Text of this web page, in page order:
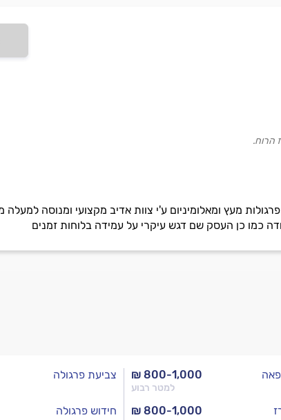
כמו כן העסק שם דגש עיקרי על עמידה בלוחות זמנים
הרוח.
איחר משמעותית (בשעות), וכך גם ביום בו קבענו שיבצע את העבודה.
₪ 800-1,000
למטר רבוע
₪ 800-1,000
צביעת פרגולה
חידוש פרגולה